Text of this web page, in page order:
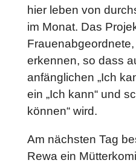
hier leben von
im Monat. Das
erkennen, so dass
anfänglichen „Ich
ein „Ich kann“ und
können“ wird.
Am nächsten Tag
Rewa ein